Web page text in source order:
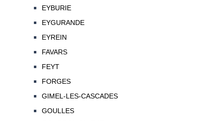
EYBURIE
EYGURANDE
EYREIN
FAVARS
FEYT
FORGES
GIMEL-LES-CASCADES
GOULLES